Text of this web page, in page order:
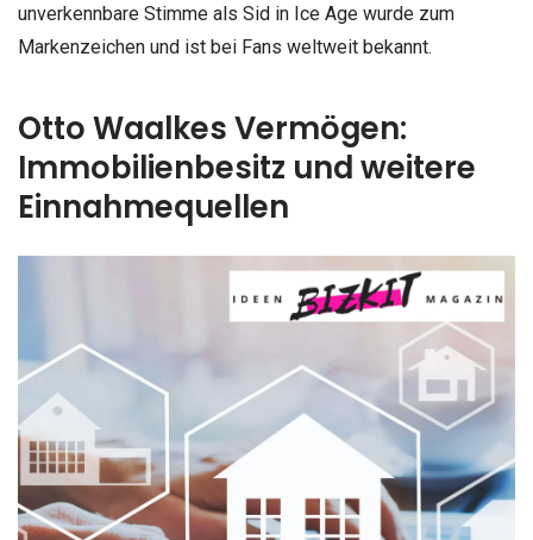
unverkennbare Stimme als Sid in Ice Age wurde zum
Markenzeichen und ist bei Fans weltweit bekannt.
Otto Waalkes Vermögen:
Immobilienbesitz und weitere
Einnahmequellen